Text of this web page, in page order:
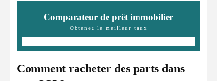
Comparateur de prêt immobilier
Obtenez le meilleur taux
Comment racheter des parts dans